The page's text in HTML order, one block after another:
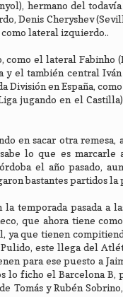
hermano del
Denis Cheryshev
lateral izquierdo..
el lateral Fabinho
el también central
en España,
jugando en el
en sacar otra
lo que es
el año pasado,
bastantes partidos la
temporada pasada a
que ahora tiene
que tienen
este llega del
para ese puesto a
lo ficho el Barcelona
y Rubén